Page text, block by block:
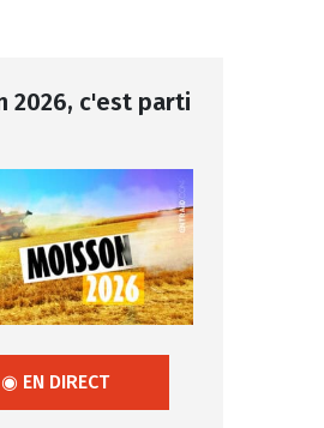
2026, c'est parti
◉ EN DIRECT